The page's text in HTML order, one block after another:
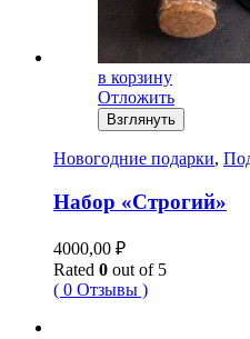
в корзину
Отложить
Взглянуть
Новогодние подарки,
Набор «Строгий»
4000,00 ₽
Rated 0 out of 5
( 0 Отзывы )